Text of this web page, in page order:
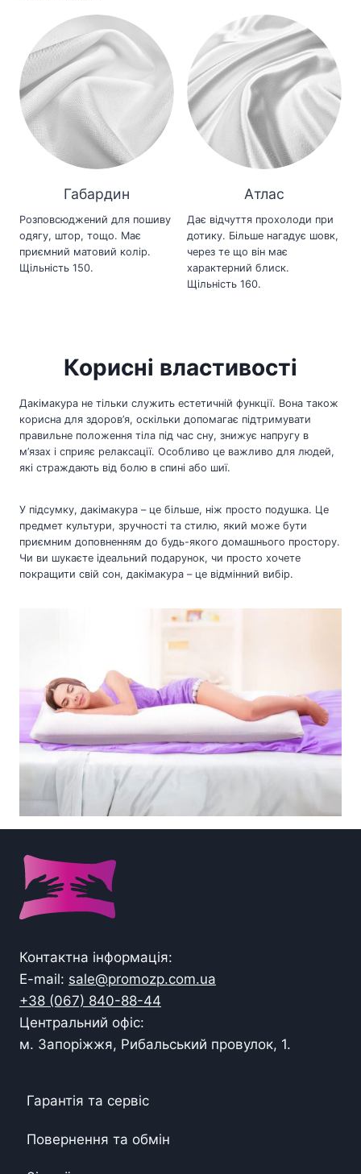
Габардин
Розповсюджений для пошиву
одягу, штор, тощо. Має
приємний матовий колір.
Щільність 150.
Атлас
Дає відчуття прохолоди при
дотику. Більше нагадує шовк,
через те що він має
характерний блиск.
Щільність 160.
Корисні властивості
Дакімакура не тільки служить естетичній функції. Вона також
корисна для здоров’я, оскільки допомагає підтримувати
правильне положення тіла під час сну, знижує напругу в
м’язах і сприяє релаксації. Особливо це важливо для людей,
які страждають від болю в спині або шиї.
У підсумку, дакімакура – це більше, ніж просто подушка. Це
предмет культури, зручності та стилю, який може бути
приємним доповненням до будь-якого домашнього простору.
Чи ви шукаєте ідеальний подарунок, чи просто хочете
покращити свій сон, дакімакура – це відмінний вибір.
Контактна інформація:
E-mail: sale@promozp.com.ua
+38 (067) 840-88-44
Центральний офіс:
м. Запоріжжя, Рибальський провулок, 1.
Гарантія та сервіс
Повернення та обмін